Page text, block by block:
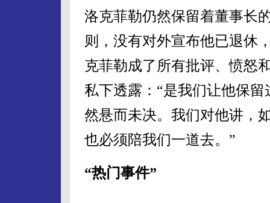
洛克菲勒仍然保留着董事长
则，没有对外宣布他已退休
克菲勒成了所有批评、愤怒
私下透露：“是我们让他保
然悬而未决。我们对他讲，
也必须陪我们一道去。”
“热门事件”